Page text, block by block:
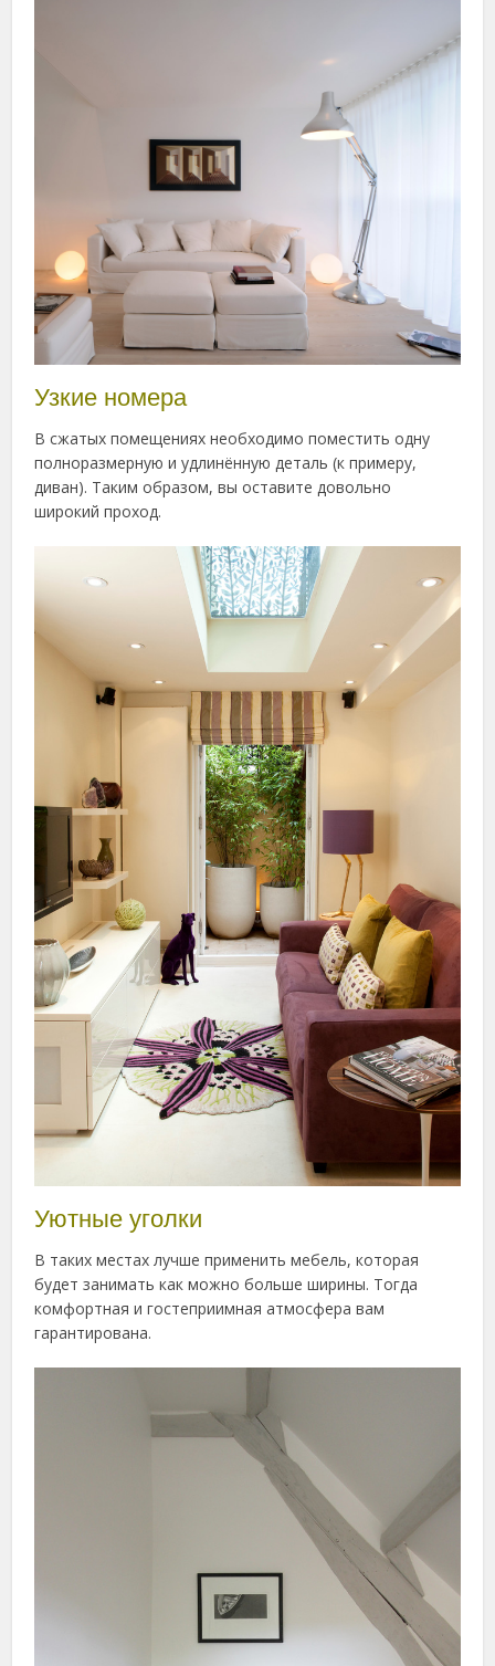
Узкие номера
В сжатых помещениях необходимо поместить одну
полноразмерную и удлинённую деталь (к примеру,
диван). Таким образом, вы оставите довольно
широкий проход.
Уютные уголки
В таких местах лучше применить мебель, которая
будет занимать как можно больше ширины. Тогда
комфортная и гостеприимная атмосфера вам
гарантирована.